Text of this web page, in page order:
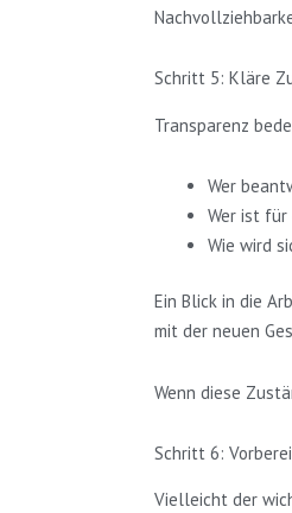
Schritt 5: Kläre
Transparenz
Wer
Wer ist
Wie wird
Ein Blick in die
mit der neuen
Wenn diese
Schritt 6:
Vielleicht der